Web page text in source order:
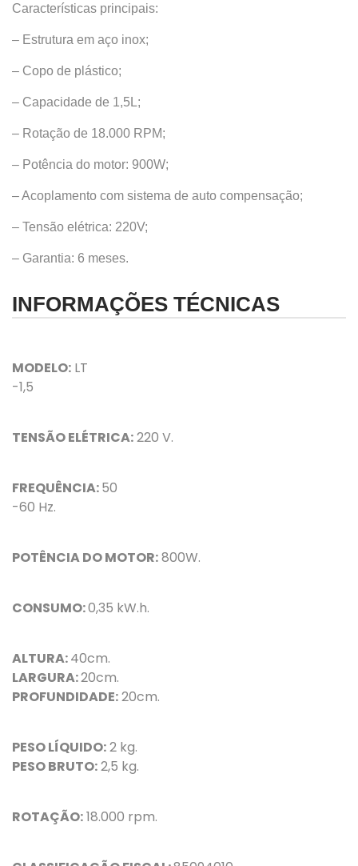
Características principais:
– Estrutura em aço inox;
– Copo de plástico;
– Capacidade de 1,5L;
– Rotação de 18.000 RPM;
– Potência do motor: 900W;
– Acoplamento com sistema de auto compensação;
– Tensão elétrica: 220V;
– Garantia: 6 meses.
INFORMAÇÕES TÉCNICAS
MODELO: LT
-1,5
TENSÃO ELÉTRICA:220 V.
FREQUÊNCIA:50
-60 Hz.
POTÊNCIA DO MOTOR:800W.
CONSUMO:0,35 kW.h.
ALTURA:40cm.
LARGURA:20cm.
PROFUNDIDADE:20cm.
PESO LÍQUIDO:2 kg.
PESO BRUTO:2,5 kg.
ROTAÇÃO:18.000 rpm.